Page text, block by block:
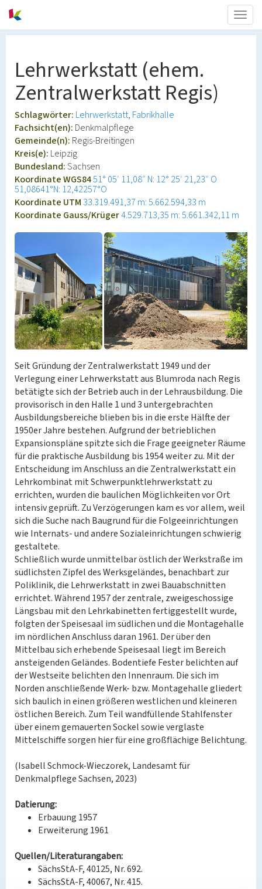
Lehrwerkstatt (ehem.
Zentralwerkstatt Regis)
Schlagwörter: Lehrwerkstatt Fabrikhalle
Fachsicht(en): Denkmalpflege
Gemeinde(n): Regis-Breitingen
Kreis(e): Leipzig
Bundesland:Sachsen
Koordinate WGS8451° 05′ 11,08″ N: 12° 25′ 21,23″ O
51,08641°N: 12,42257°O
Koordinate UTM 33.319.491,37 m: 5.662.594,33 m
Koordinate Gauss/Krüger4.529.713,35 m: 5.661.342,11 m
Seit Gründung der Zentralwerkstatt 1949 und der
Verlegung einer Lehrwerkstatt aus Blumroda nach Regis
betätigte sich der Betrieb auch in der Lehrausbildung. Die
provisorisch in den Halle 1 und 3 untergebrachten
Ausbildungsbereiche blieben bis in die erste Hälfte der
1950er Jahre bestehen. Aufgrund der betrieblichen
Expansionspläne spitzte sich die Frage geeigneter Räume
für die praktische Ausbildung bis 1954 weiter zu. Mit der
Entscheidung im Anschluss an die Zentralwerkstatt ein
Lehrkombinat mit Schwerpunktlehrwerkstatt zu
errichten, wurden die baulichen Möglichkeiten vor Ort
intensiv geprüft. Zu Verzögerungen kam es vor allem, weil
sich die Suche nach Baugrund für die Folgeeinrichtungen
wie Internats- und andere Sozialeinrichtungen schwierig
gestaltete.
Schließlich wurde unmittelbar östlich der Werkstraße im
südlichsten Zipfel des Werksgeländes, benachbart zur
Poliklinik, die Lehrwerkstatt in zwei Bauabschnitten
errichtet. Während 1957 der zentrale, zweigeschossige
Längsbau mit den Lehrkabinetten fertiggestellt wurde,
folgten der Speisesaal im südlichen und die Montagehalle
im nördlichen Anschluss daran 1961. Der über den
Mittelbau sich erhebende Speisesaal liegt im Bereich
ansteigenden Geländes. Bodentiefe Fester belichten auf
der Westseite belichten den Innenraum. Die sich im
Norden anschließende Werk- bzw. Montagehalle gliedert
sich baulich in einen größeren westlichen und kleineren
östlichen Bereich. Zum Teil wandfüllende Stahlfenster
über einem gemauerten Sockel sowie verglaste
Mittelschiffe sorgen hier für eine großflächige Belichtung.
(Isabell Schmock-Wieczorek, Landesamt für
Denkmalpflege Sachsen, 2023)
Datierung:
Erbauung 1957
Erweiterung 1961
Quellen/Literaturangaben:
SächsStA-F, 40125, Nr. 692.
SächsStA-F, 40067, Nr. 415.